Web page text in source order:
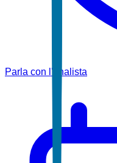
Parla con l'analista